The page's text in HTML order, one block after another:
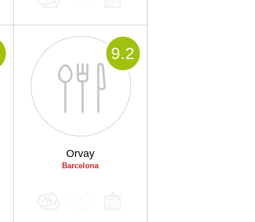
Orvay
Barcelona
9.2